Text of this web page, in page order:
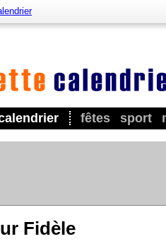
fêtes sport
Fidèle